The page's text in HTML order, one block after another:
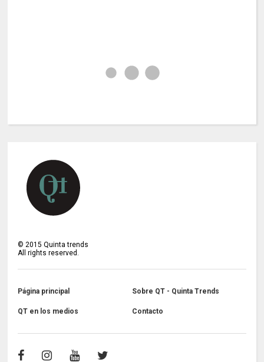
©2015 Quinta trends
All rights reserved.
Página principal Sobre QT - Quinta Trends
QT en los medios Contacto